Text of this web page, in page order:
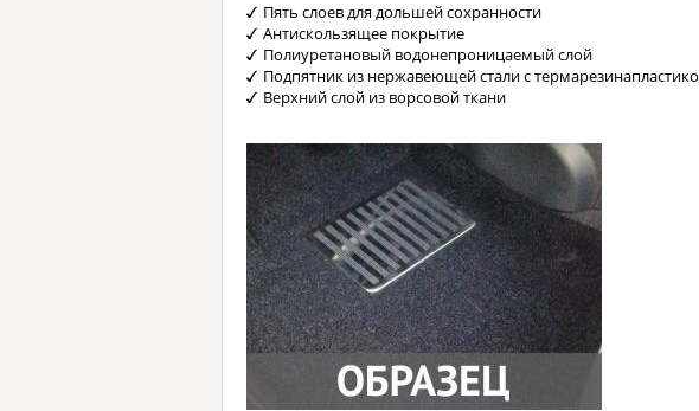
Пять слоев для дольшей сохранности
Антискользящее покрытие
Полиуретановый водонепроницаемый слой
Подпятник из нержавеющей стали с
Верхний слой из ворсовой ткани